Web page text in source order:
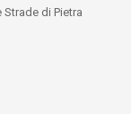
Strade di Pietra